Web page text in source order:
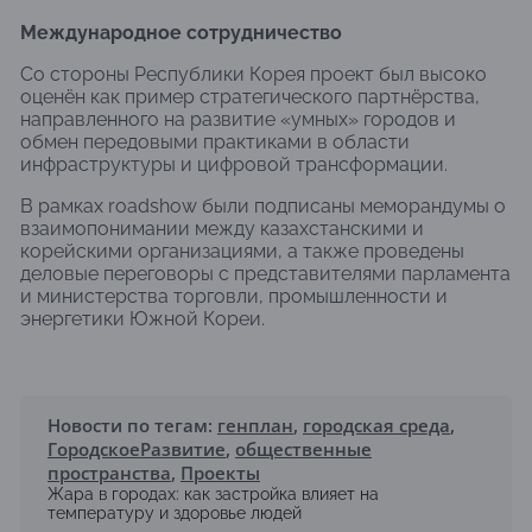
Международное сотрудничество
Со стороны Республики Корея проект был высоко
оценён как пример стратегического партнёрства,
направленного на развитие «умных» городов и
обмен передовыми практиками в области
инфраструктуры и цифровой трансформации.
В рамках roadshow были подписаны меморандумы о
взаимопонимании между казахстанскими и
корейскими организациями, а также проведены
деловые переговоры с представителями парламента
и министерства торговли, промышленности и
энергетики Южной Кореи.
Новости по тегам: генплан, городская среда,
ГородскоеРазвитие, общественные
пространства, Проекты
Жара в городах: как застройка влияет на
температуру и здоровье людей